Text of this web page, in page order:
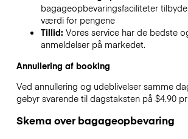
bagageopbevaringsfaciliteter
værdi for pengene
Tillid: Vores service har de bedste
anmeldelser på markedet.
Annullering af booking
Ved annullering og udeblivelser samme
gebyr svarende til dagstaksten på $4.90
Skema over bagageopbevaring